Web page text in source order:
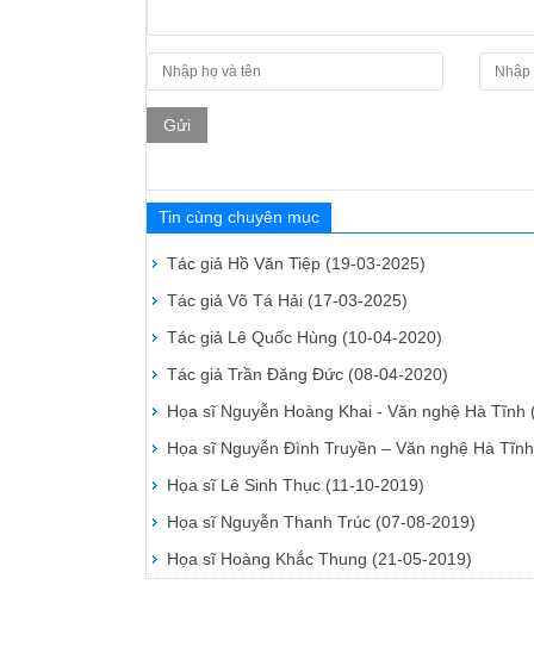
Gửi
Tin cùng chuyên mục
Tác giả Hồ Văn Tiệp (19-03-2025)
Tác giả Võ Tá Hải (17-03-2025)
Tác giả Lê Quốc Hùng (10-04-2020)
Tác giả Trần Đăng Đức (08-04-2020)
Họa sĩ Nguyễn Hoàng Khai - Văn nghệ Hà Tĩnh
Họa sĩ Nguyễn Đình Truyền – Văn nghệ Hà
Họa sĩ Lê Sinh Thục (11-10-2019)
Họa sĩ Nguyễn Thanh Trúc (07-08-2019)
Họa sĩ Hoàng Khắc Thung (21-05-2019)